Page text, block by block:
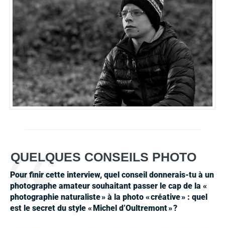
QUELQUES CONSEILS PHOTO
Pour finir cette interview, quel conseil donnerais-tu à un
photographe amateur souhaitant passer le cap de la «
photographie naturaliste » à la photo «créative» : quel
est le secret du style « Michel d’Oultremont»?